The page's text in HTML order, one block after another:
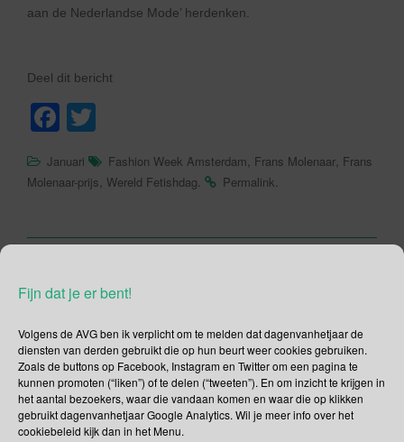
Fijn dat je er bent!
Volgens de AVG ben ik verplicht om te melden dat dagenvanhetjaar de
diensten van derden gebruikt die op hun beurt weer cookies gebruiken.
Zoals de buttons op Facebook, Instagram en Twitter om een pagina te
kunnen promoten (“liken”) of te delen (“tweeten”). En om inzicht te krijgen in
het aantal bezoekers, waar die vandaan komen en waar die op klikken
gebruikt dagenvanhetjaar Google Analytics. Wil je meer info over het
cookiebeleid kijk dan in het Menu.
aan de Nederlandse Mode’ herdenken.
Deel dit bericht
F
c
b
o
tt
Januari Fashion Week Amsterdam, Frans Molenaar, Frans
Molenaar-prijs, Wereld Fetishdag. Permalink.
Berichtnavigatie
15 januari – Dag van het Jodendom
17 januari – De Nationale Tuinvogeltelling Dag
Geef een antwoord
Het e-mailadres wordt niet gepubliceerd. Vereiste velden zijn
gemarkeerd met*